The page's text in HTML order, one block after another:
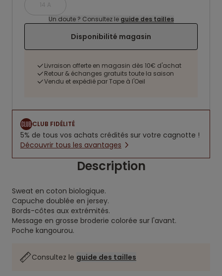
14 A
Un doute ? Consultez le guide des tailles
Disponibilité magasin
Livraison offerte en magasin dès 10€ d'achat
Retour & échanges gratuits toute la saison
Vendu et expédié par Tape à l'Oeil
CLUB FIDÉLITÉ
5% de tous vos achats crédités sur votre cagnotte !
Découvrir tous les avantages
Description
Sweat en coton biologique.
Capuche doublée en jersey.
Bords-côtes aux extrémités.
Message en grosse broderie colorée sur l'avant.
Poche kangourou.
Consultez le guide des tailles